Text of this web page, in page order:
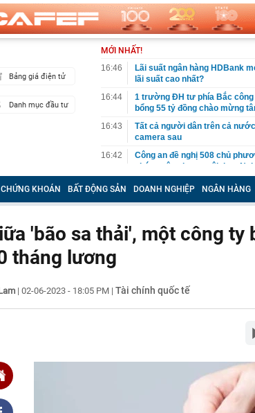
Bảng giá điện tử
Danh mục đầu tư
MỚI NHẤT!
16:46
Lãi suất ngân hàng HDBank
lãi suất cao nhất?
16:44
1 trường ĐH tư phía Bắc công
bổng 55 tỷ đồng chào mừng
16:43
Tất cả người dân trên cả
camera sau
16:42
Công an đề nghị 508 chủ
chóng nộp phạt nguội theo
16:41
Khám xét nơi cất giấu tang
16:39
Ninh Dương Lan Ngọc lên
16:34
Điểm chuẩn Đại học Thương
16:31
16:31
Chiến sự Iran phơi bày điểm
16:22
Ra quyết định khởi tố hình sự
Đề xuất nâng mức cho vay
Thanh tra kiến nghị chuyển
Cận cảnh Doãn Hải My visual
ngực hát quốc ca đầy cảm
Giám đốc bệnh viện 53 tuổi
CHỨNG KHOÁN BẤT ĐỘNG SẢN DOANH NGHIỆP NGÂN HÀNG
'bão sa thải', một công
tháng lương
| 02-06-2023 - 18:05 PM | Tài chính quốc tế